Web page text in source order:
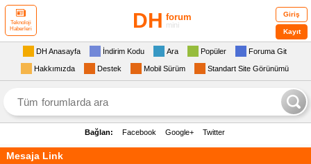
Teknoloji
Haberleri
DH forum
mini
Giriş
Kayıt
DH Anasayfa İndirim Kodu Ara Popüler Foruma Git
Hakkımızda Destek Mobil Sürüm Standart Site Görünümü
Bağlan: Facebook Google+ Twitter
Mesaja Link